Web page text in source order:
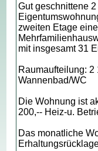
Gut geschnittene
zweiten Etage
mit insgesamt 31
Raumaufteilung: 2
Wannenbad/WC
Die Wohnung ist
200,-- Heiz-u.
Das monatliche